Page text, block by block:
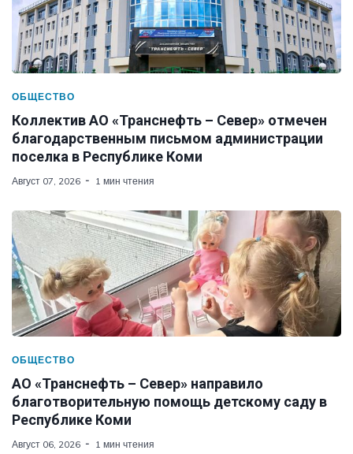
ОБЩЕСТВО
Коллектив АО «Транснефть – Север» отмечен
благодарственным письмом администрации
поселка в Республике Коми
Август 07, 2026 1 мин чтения
ОБЩЕСТВО
АО «Транснефть – Север» направило
благотворительную помощь детскому саду в
Республике Коми
Август 06, 2026 1 мин чтения